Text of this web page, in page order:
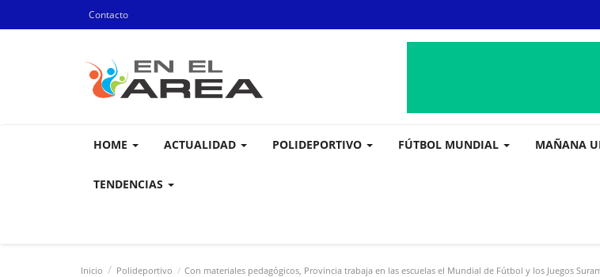
Contacto
HOME ACTUALIDAD POLIDEPORTIVO FÚTBOL MUNDIAL MAÑANA
TENDENCIAS
Inicio Polideportivo Con materiales pedagógicos, Provincia trabaja en las escuelas el Mundial de Fútbol y los Juegos